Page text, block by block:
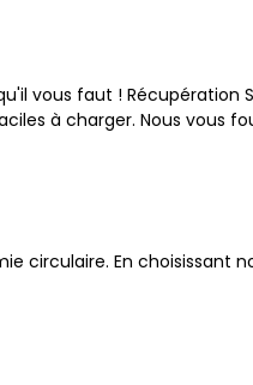
vous faut ! Récupération
à charger. Nous vous
circulaire. En choisissant